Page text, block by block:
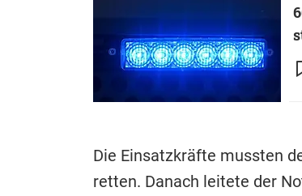
Die Einsatzkräfte mussten
retten. Danach leitete der